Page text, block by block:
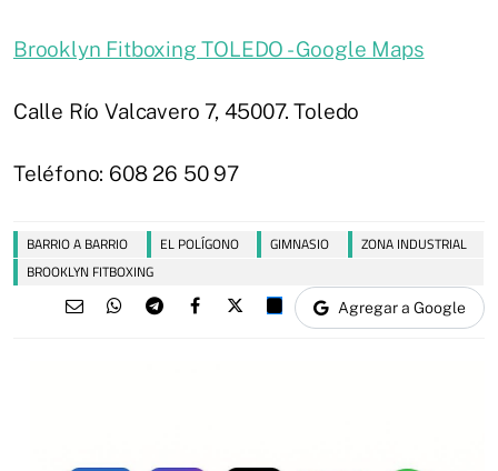
Brooklyn Fitboxing TOLEDO - Google Maps
Calle Río Valcavero 7, 45007. Toledo
Teléfono: 608 26 50 97
BARRIO A BARRIO EL POLÍGONO GIMNASIO
ZONA INDUSTRIAL
BROOKLYN FITBOXING
Agregar a Google